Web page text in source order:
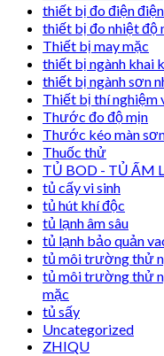
thiết bị đo điện
thiết bị đo nhiệt độ
Thiết bị may mặc
thiết bị ngành khai
thiết bị ngành sơn
Thiết bị thí nghiệm
Thước đo độ mịn
Thước kéo màn
Thuốc thử
TỦ BOD - TỦ ẤM
tủ cấy vi sinh
tủ hút khí độc
tủ lạnh âm sâu
tủ lạnh bảo quản
tủ môi trường thử
tủ môi trường thử
mặc
tủ sấy
Uncategorized
ZHIQU